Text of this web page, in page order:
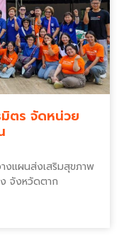
ตร จัดหน่วย
งแผนส่งเสริมสุขภาพ
ง จังหวัดตาก